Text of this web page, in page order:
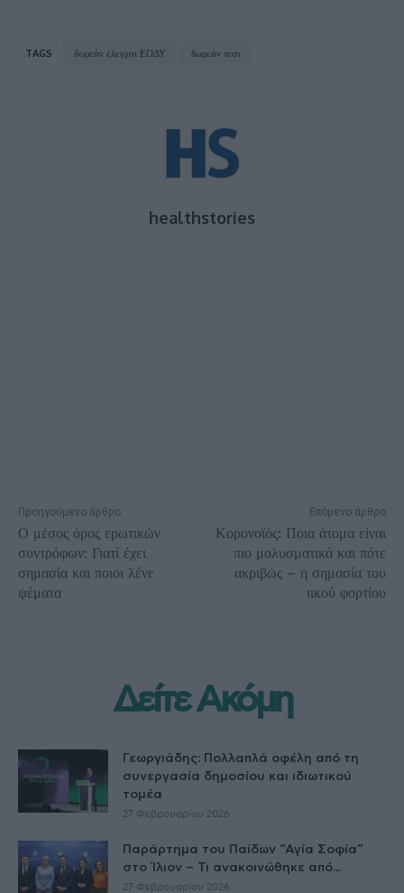
TAGS δωρεάν έλεγχοι ΕΟΔΥ δωρεάν τεστ
healthstories
Προηγούμενο άρθρο
Ο μέσος όρος ερωτικών
συντρόφων: Γιατί έχει
σημασία και ποιοι λένε
ψέματα
Επόμενο άρθρο
Κορονοϊός: Ποια άτομα είναι
πιο μολυσματικά και πότε
ακριβώς – η σημασία του
ιικού φορτίου
Δείτε Ακόμη
Γεωργιάδης: Πολλαπλά οφέλη από τη
συνεργασία δημοσίου και ιδιωτικού
τομέα
27 Φεβρουαρίου 2026
Παράρτημα του Παίδων “Αγία Σοφία”
στο Ίλιον – Τι ανακοινώθηκε από...
27 Φεβρουαρίου 2026